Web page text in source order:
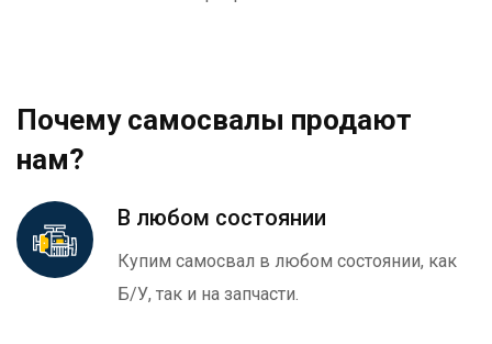
Почему самосвалы продают
нам?
В любом состоянии
Купим самосвал в любом состоянии, как
Б/У, так и на запчасти.